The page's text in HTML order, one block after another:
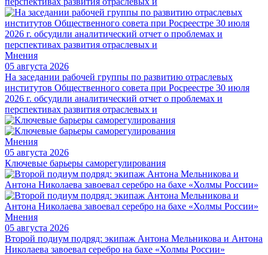
Мнения
05 августа 2026
На заседании рабочей группы по развитию отраслевых
институтов Общественного совета при Росреестре 30 июля
2026 г. обсудили аналитический отчет о проблемах и
перспективах развития отраслевых и
Мнения
05 августа 2026
Ключевые барьеры саморегулирования
Мнения
05 августа 2026
Второй подиум подряд: экипаж Антона Мельникова и Антона
Николаева завоевал серебро на бахе «Холмы России»